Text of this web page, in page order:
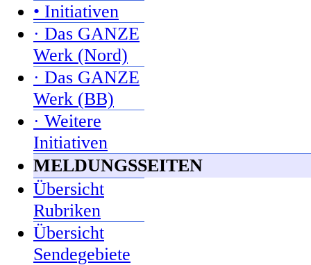
• Initiativen
· Das GANZE
Werk (Nord)
· Das GANZE
Werk (BB)
· Weitere
Initiativen
MELDUNGSSEITEN
Übersicht
Rubriken
Übersicht
Sendegebiete